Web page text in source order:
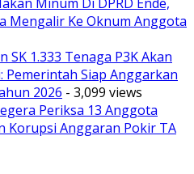
Mengalir Ke Oknum Anggota
SK 1.333 Tenaga P3K Akan
Pemerintah Siap Anggarkan
2026 - 3,099 views
Periksa 13 Anggota
Korupsi Anggaran Pokir TA